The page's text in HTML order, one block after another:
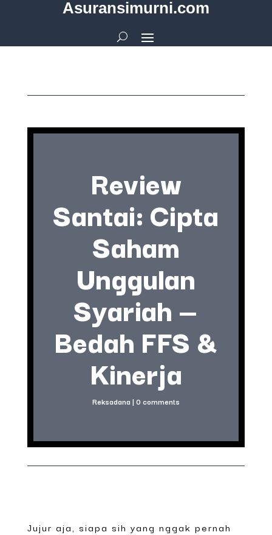
Asuransimurni.com
Review
Santai: Cipta
Saham
Unggulan
Syariah —
Bedah FFS &
Kinerja
Reksadana | 0 comments
Jujur aja, siapa sih yang nggak pernah